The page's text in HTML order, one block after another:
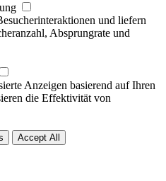
und liefern
Absprungrate und
Anzeigen basierend auf Ihren
die Effektivität von
Accept All